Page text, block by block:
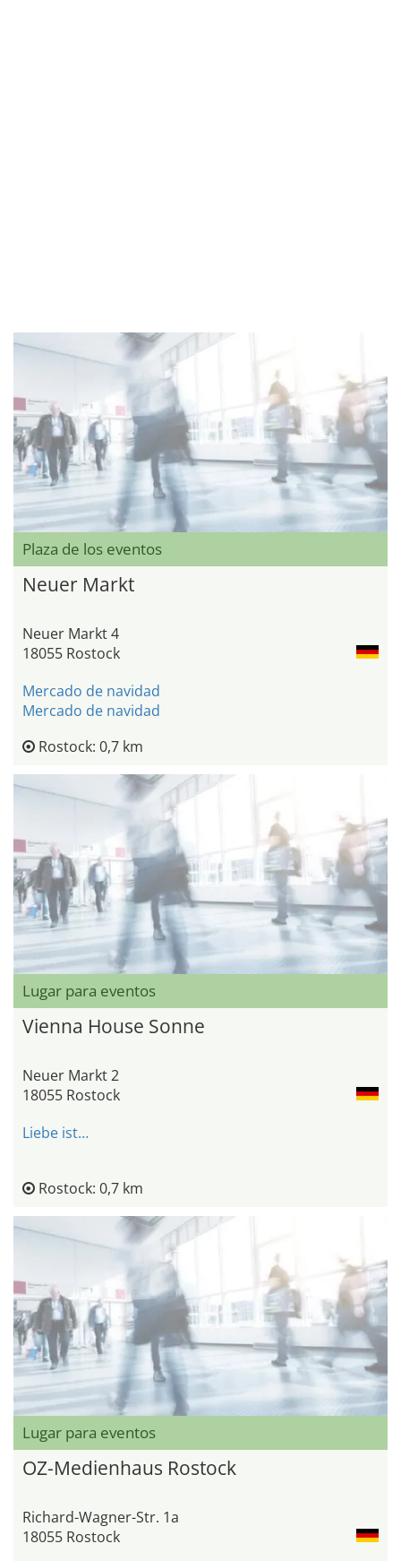
Plaza de los eventos
Neuer Markt
Neuer Markt 4
18055 Rostock
Mercado de navidad
Mercado de navidad
Rostock: 0,7 km
Lugar para eventos
Vienna House Sonne
Neuer Markt 2
18055 Rostock
Liebe ist…
Rostock: 0,7 km
Lugar para eventos
OZ-Medienhaus Rostock
Richard-Wagner-Str. 1a
18055 Rostock